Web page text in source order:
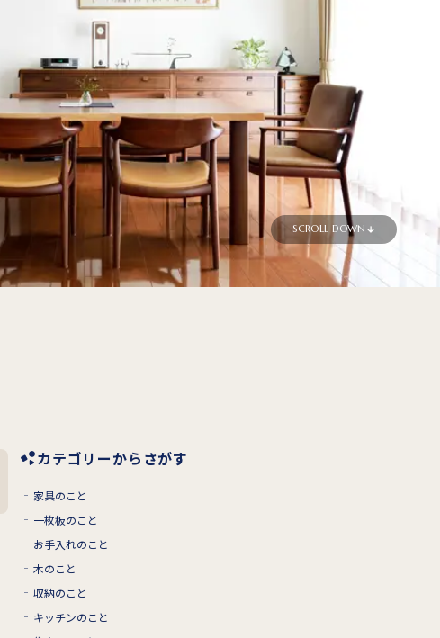
SCROLL DOWN
カテゴリーからさがす
家具のこと
一枚板のこと
お手入れのこと
木のこと
収納のこと
キッチンのこと